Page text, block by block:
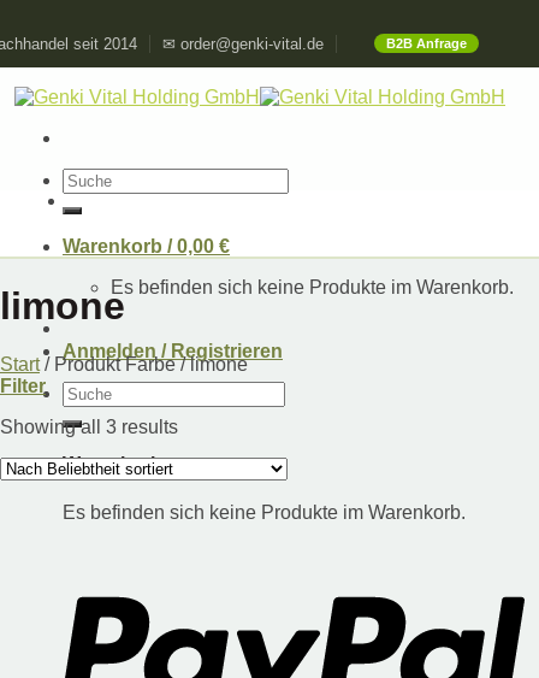
to
content
seit 2014 ✉ order@genki-vital.de B2B Anfrage
Suchen
nach:
Warenkorb /0,00 €
Es befinden sich keine Produkte im Warenkorb.
Anmelden / Registrieren
Suchen
nach:
Warenkorb
Es befinden sich keine Produkte im Warenkorb.
limone
Start /Produkt Farbe/limone
Filter
Showing all 3 results